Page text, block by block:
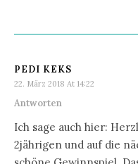
PEDI KEKS
22. März 2018 At 14:22
Antworten
Ich sage auch hier:
2jährigen und auf die